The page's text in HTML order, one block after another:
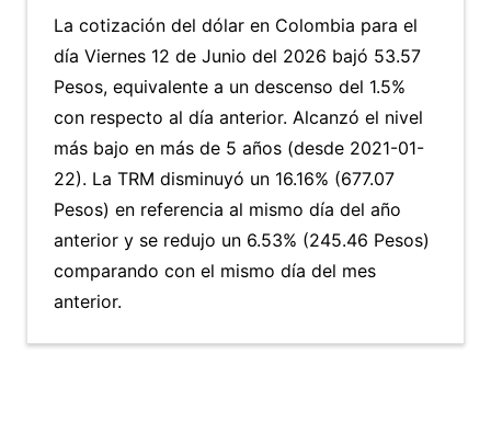
La cotización del dólar en Colombia para el
día Viernes 12 de Junio del 2026 bajó 53.57
Pesos, equivalente a un descenso del 1.5%
con respecto al día anterior. Alcanzó el nivel
más bajo en más de 5 años (desde 2021-01-
22). La TRM disminuyó un 16.16% (677.07
Pesos) en referencia al mismo día del año
anterior y se redujo un 6.53% (245.46 Pesos)
comparando con el mismo día del mes
anterior.